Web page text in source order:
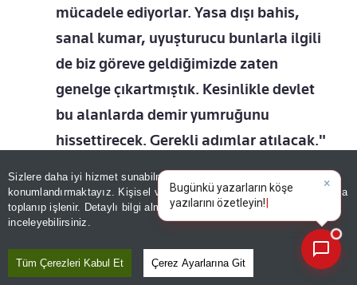
Sizlere daha iyi hizmet sunabilmek adına sitemizde
konumlandırmaktayız. Kişisel verileriniz, KVKK ve GDPR kapsamında
toplanıp işlenir. Detaylı bilgi almak içinAydınlatma Metnimizi
inceleyebilirsiniz.
Tüm Çerezleri Kabul Et Çerez Ayarlarına Git
mücadele ediyorlar. Yasa dışı bahis,
sanal kumar, uyuşturucu bunlarla ilgili
de biz göreve geldiğimizde zaten
genelge çıkartmıştık. Kesinlikle devlet
bu alanlarda demir yumruğunu
hissettirecek. Gerekli adımlar atılacak."
Editör :SEZER DOĞRU|Kaynak: ANADOLU AJANSI
Paylaş
×
Bugünkü yazarların köşe
yazıları|